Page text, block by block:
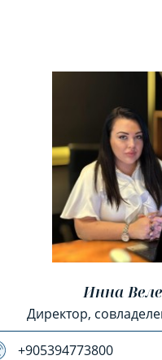
Инна
Директор,
+905394773800